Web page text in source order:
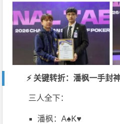
⚡ 关键转折：潘枫一手封
三人全下：
潘枫：A♠K♥